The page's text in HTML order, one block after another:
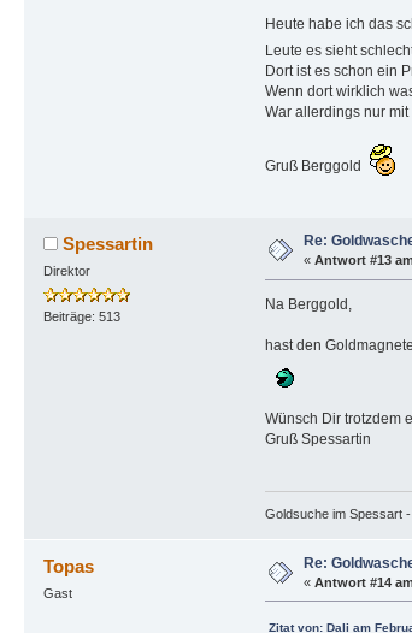
Heute habe ich das
Leute es sieht
Dort ist es schon ein
Wenn dort wirklich
War allerdings nur
Gruß Berggold
Spessartin
Direktor
Beiträge: 513
Re:
« Antwort #13
Na Berggold,
hast den
Wünsch Dir trotzdem
Gruß Spessartin
Goldsuche im Spessart
Topas
Gast
Re:
« Antwort #14
Zitat von: Dali am